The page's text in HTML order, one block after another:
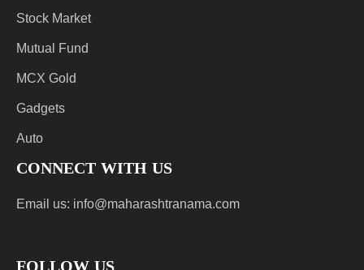
Stock Market
Mutual Fund
MCX Gold
Gadgets
Auto
CONNECT WITH US
Email us: info@maharashtranama.com